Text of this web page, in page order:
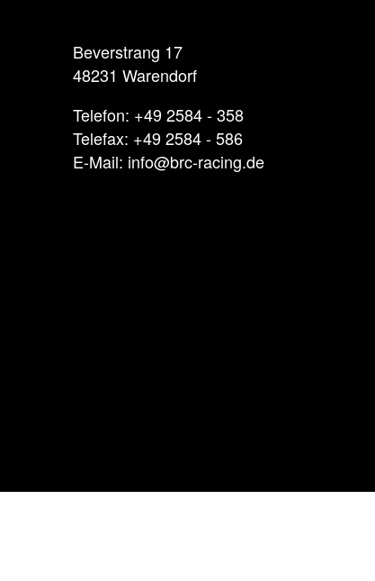
Beverstrang 17
48231 Warendorf
Telefon: +49 2584 - 358
Telefax: +49 2584 - 586
E-Mail: info@brc-racing.de